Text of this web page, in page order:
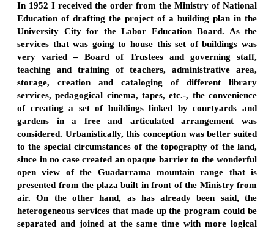
In 1952 I received the order from the Ministry of National
Education of drafting the project of a building plan in the
University City for the Labor Education Board. As the
services that was going to house this set of buildings was
very varied – Board of Trustees and governing staff,
teaching and training of teachers, administrative area,
storage, creation and cataloging of different library
services, pedagogical cinema, tapes, etc.-, the convenience
of creating a set of buildings linked by courtyards and
gardens in a free and articulated arrangement was
considered. Urbanistically, this conception was better suited
to the special circumstances of the topography of the land,
since in no case created an opaque barrier to the wonderful
open view of the Guadarrama mountain range that is
presented from the plaza built in front of the Ministry from
air. On the other hand, as has already been said, the
heterogeneous services that made up the program could be
separated and joined at the same time with more logical